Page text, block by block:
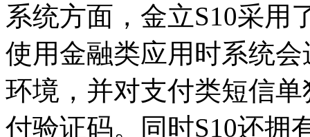
系统方面，金立S10采用
使用金融类应用时系统
环境，并对支付类短信
付验证码。同时S10还拥